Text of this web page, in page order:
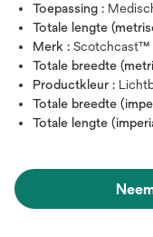
Toepassing :
Totale lengte
Merk : Scotchcast™
Totale breedte
Productkleur :
Totale breedte
Totale lengte